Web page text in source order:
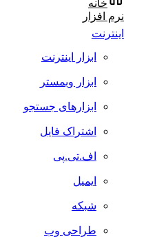
خانه
نرم افزار
اینترنت
ابزار اینترنت
ابزار وبمستر
ابزارهای جستجو
اشتراک فایل
اف.تی.پی
ایمیل
شبکه
طراحی وب